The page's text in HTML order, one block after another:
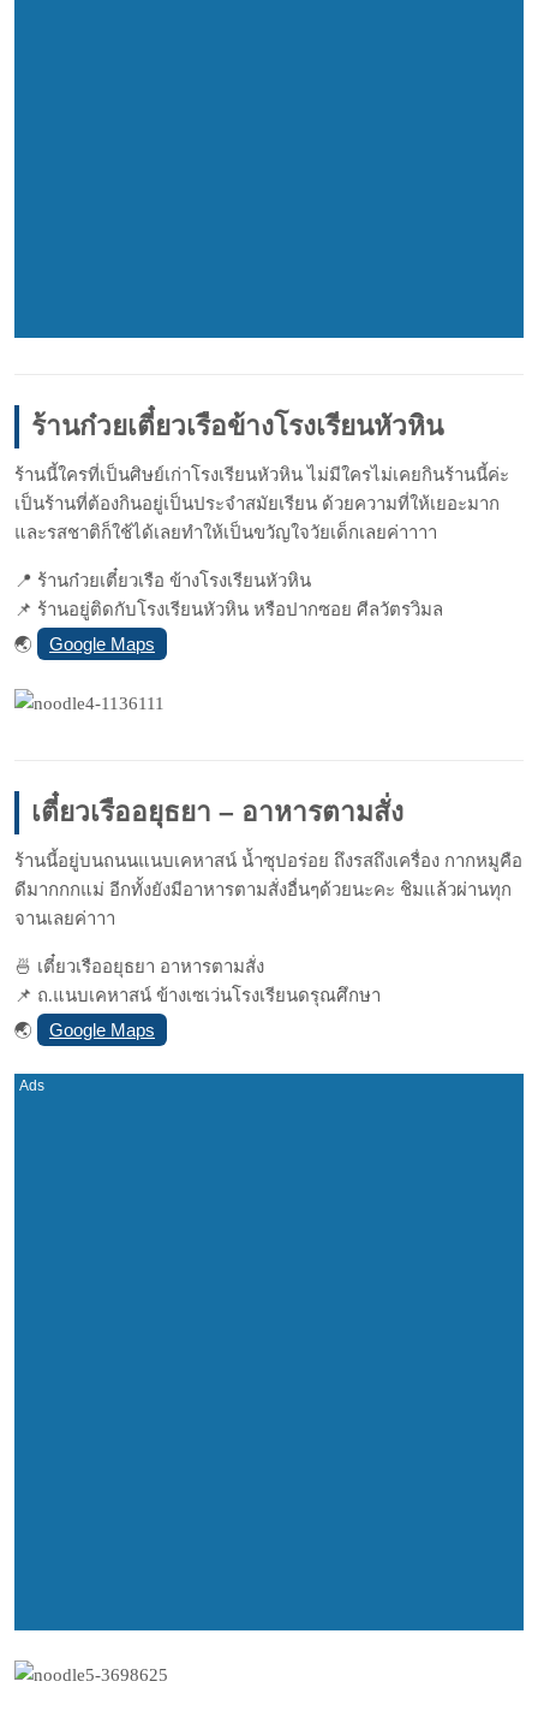
ร้านก๋วยเตี๋ยวเรือข้างโรงเรียนหัวหิน
ร้านนี้ใครที่เป็นศิษย์เก่าโรงเรียนหัวหิน ไม่มีใครไม่เคยกินร้านนี้ค่ะ
เป็นร้านที่ต้องกินอยู่เป็นประจำสมัยเรียน ด้วยความที่ให้เยอะมาก
และรสชาติก็ใช้ได้เลยทำให้เป็นขวัญใจวัยเด็กเลยค่าาาา
📍 ร้านก๋วยเตี๋ยวเรือ ข้างโรงเรียนหัวหิน
📌 ร้านอยู่ติดกับโรงเรียนหัวหิน หรือปากซอย ศีลวัตรวิมล
🌏
Google Maps
เตี๋ยวเรืออยุธยา – อาหารตามสั่ง
ร้านนี้อยู่บนถนนแนบเคหาสน์ น้ำซุปอร่อย ถึงรสถึงเครื่อง กากหมูคือ
ดีมากกกแม่ อีกทั้งยังมีอาหารตามสั่งอื่นๆด้วยนะคะ ชิมแล้วผ่านทุก
จานเลยค่าาา
🍜 เตี๋ยวเรืออยุธยา อาหารตามสั่ง
📌 ถ.แนบเคหาสน์ ข้างเซเว่นโรงเรียนดรุณศึกษา
🌏
Google Maps